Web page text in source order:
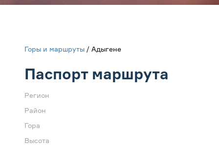
Горы и маршруты / Адыгене
Паспорт маршрута
Регион
Район
Гора
Высота